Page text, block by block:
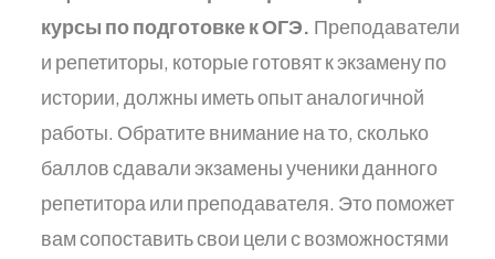
курсы по подготовке к ОГЭ. Преподаватели
и репетиторы, которые готовят к экзамену по
истории, должны иметь опыт аналогичной
работы. Обратите внимание на то, сколько
баллов сдавали экзамены ученики данного
репетитора или преподавателя. Это поможет
вам сопоставить свои цели с возможностями